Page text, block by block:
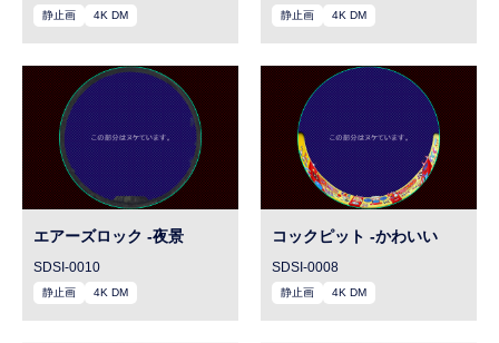
静止画 4K DM 静止画 4K DM
エアーズロック -夜景
SDSI-0010
静止画 4K DM
コックピット -かわいい
SDSI-0008
静止画 4K DM